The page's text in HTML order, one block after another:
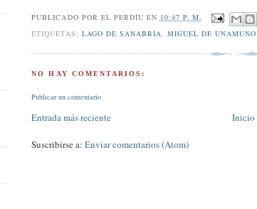
PUBLICADO POR EL PERDÍU EN 10:47 P. M.
ETIQUETAS: LAGO DE SANABRIA MIGUEL DE UNAMUNO
NO HAY COMENTARIOS:
Publicar un comentario
Entrada más reciente Inicio
Suscribirse a:Enviar comentarios (Atom)